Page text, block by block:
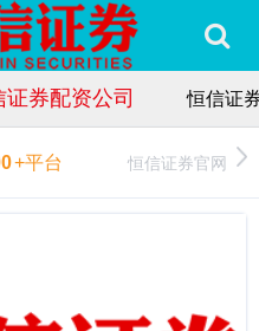
证券配资公司 恒信证
+平台 恒信证券官网